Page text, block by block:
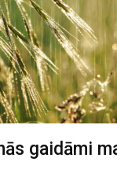
gaidāmi